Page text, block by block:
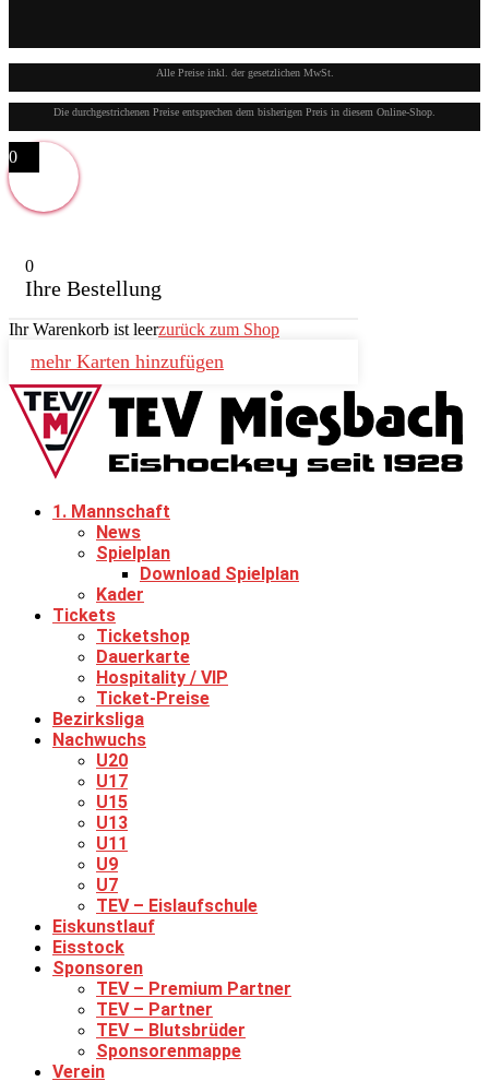
Alle Preise inkl. der gesetzlichen MwSt.
Die durchgestrichenen Preise entsprechen dem bisherigen Preis in diesem Online-Shop.
0
0
Ihre Bestellung
Ihr Warenkorb ist leerzurück zum Shop
mehr Karten hinzufügen
1. Mannschaft
News
Spielplan
Download Spielplan
Kader
Tickets
Ticketshop
Dauerkarte
Hospitality / VIP
Ticket-Preise
Bezirksliga
Nachwuchs
U20
U17
U15
U13
U11
U9
U7
TEV – Eislaufschule
Eiskunstlauf
Eisstock
Sponsoren
TEV – Premium Partner
TEV – Partner
TEV – Blutsbrüder
Sponsorenmappe
Verein